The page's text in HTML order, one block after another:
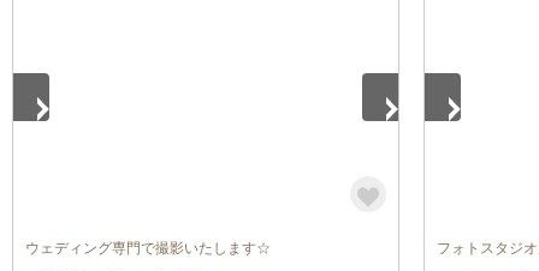
ウェディング専門で撮影いたします☆ フォトスタジ